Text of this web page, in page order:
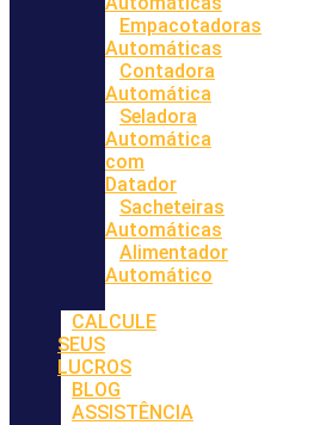
Empacotadoras
Automáticas
Contadora
Automática
Seladora
Automática
com
Datador
Sacheteiras
Automáticas
Alimentador
Automático
CALCULE
SEUS
LUCROS
BLOG
ASSISTÊNCIA